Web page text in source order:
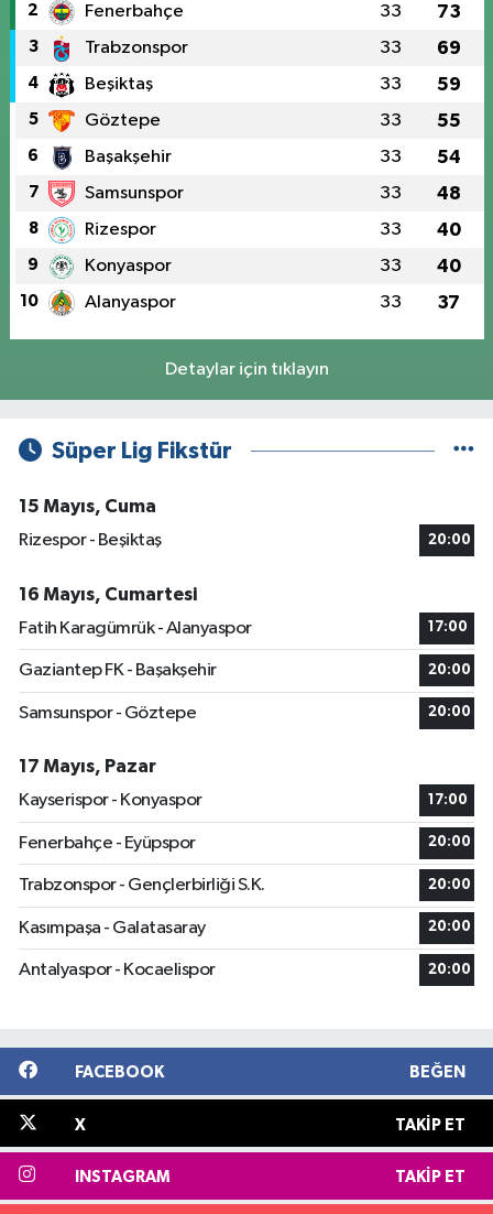
2 Fenerbahçe 33 73
3 Trabzonspor 33 69
4 Beşiktaş 33 59
5 Göztepe 33 55
6 Başakşehir 33 54
7 Samsunspor 33 48
8 Rizespor 33 40
9 Konyaspor 33 40
10 Alanyaspor 33 37
Detaylar için tıklayın
Süper Lig Fikstür
15 Mayıs, Cuma
Rizespor - Beşiktaş
20:00
16 Mayıs, Cumartesi
Fatih Karagümrük - Alanyaspor
17:00
Gaziantep FK - Başakşehir 20:00
Samsunspor - Göztepe 20:00
17 Mayıs, Pazar
Kayserispor - Konyaspor
17:00
Fenerbahçe - Eyüpspor 20:00
Trabzonspor - Gençlerbirliği S.K. 20:00
Kasımpaşa - Galatasaray 20:00
Antalyaspor - Kocaelispor 20:00
FACEBOOK BEĞEN
X TAKIP ET
INSTAGRAM TAKIP ET